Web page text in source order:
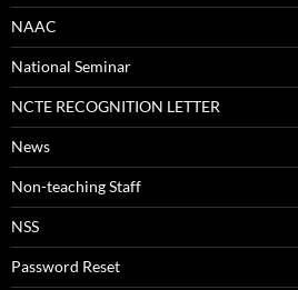
NAAC
National Seminar
NCTE RECOGNITION LETTER
News
Non-teaching Staff
NSS
Password Reset